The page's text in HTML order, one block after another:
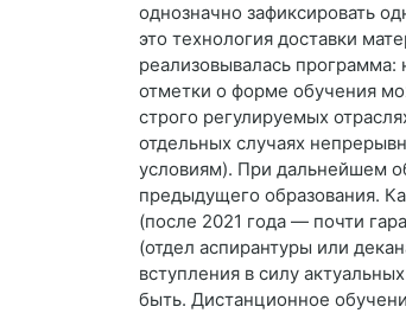
однозначно зафиксировать
это технология доставки
реализовывалась
отметки о форме обучения
строго регулируемых
отдельных случаях
условиям). При дальнейшем
предыдущего образования.
(после 2021 года — почти
(отдел аспирантуры или
вступления в силу
быть. Дистанционное